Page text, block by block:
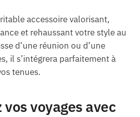
accessoire valorisant,
et rehaussant votre style au
d’une réunion ou d’une
il s’intégrera parfaitement à
tenues.
voyages avec